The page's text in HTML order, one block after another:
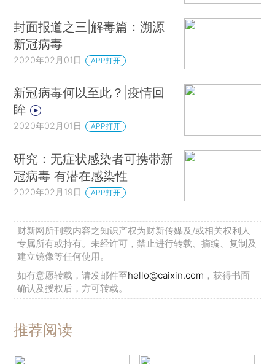
封面报道之三|解毒篇：溯源
新冠病毒
2020年02月01日 APP打开
新冠病毒何以至此？|疫情回
眸
2020年02月01日 APP打开
研究：无症状感染者可携带新
冠病毒 有潜在感染性
2020年02月19日 APP打开
财新网所刊载内容之知识产权为财新传媒及/或相关权利人
专属所有或持有。未经许可，禁止进行转载、摘编、复制及
建立镜像等任何使用。
如有意愿转载，请发邮件至hello@caixin.com ，获得书面
确认及授权后，方可转载。
推荐阅读